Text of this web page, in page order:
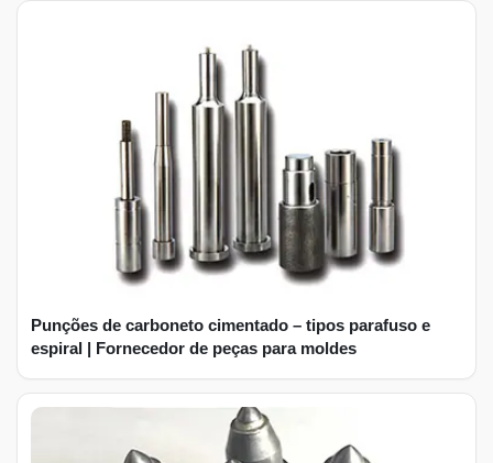
Punções de carboneto cimentado – tipos parafuso e
espiral | Fornecedor de peças para moldes